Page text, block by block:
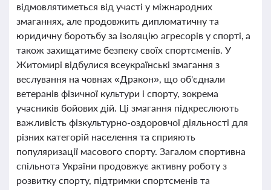
відмовлятиметься від участі у міжнародних
змаганнях, але продовжить дипломатичну та
юридичну боротьбу за ізоляцію агресорів у спорті, а
також захищатиме безпеку своїх спортсменів. У
Житомирі відбулися всеукраїнські змагання з
веслування на човнах «Дракон», що об'єднали
ветеранів фізичної культури і спорту, зокрема
учасників бойових дій. Ці змагання підкреслюють
важливість фізкультурно-оздоровчої діяльності для
різних категорій населення та сприяють
популяризації масового спорту. Загалом спортивна
спільнота України продовжує активну роботу з
розвитку спорту, підтримки спортсменів та